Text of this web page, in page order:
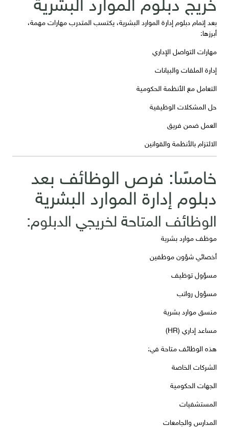
بعد إتمام دبلوم إدارة الموارد البشرية، يكتسب المتدرب مهارات مهمة،
أبرزها:
مهارات التواصل الإداري
إدارة الملفات والبيانات
التعامل مع الأنظمة الحكومية
حل المشكلات الوظيفية
العمل ضمن فريق
الالتزام بالأنظمة والقوانين
خامسًا: فرص الوظائف بعد
دبلوم إدارة الموارد البشرية
الوظائف المتاحة لخريجي الدبلوم:
موظف موارد بشرية
أخصائي شؤون موظفين
مسؤول توظيف
مسؤول رواتب
منسق موارد بشرية
مساعد إداري (HR)
هذه الوظائف متاحة في:
الشركات الخاصة
الجهات الحكومية
المستشفيات
المدارس والجامعات